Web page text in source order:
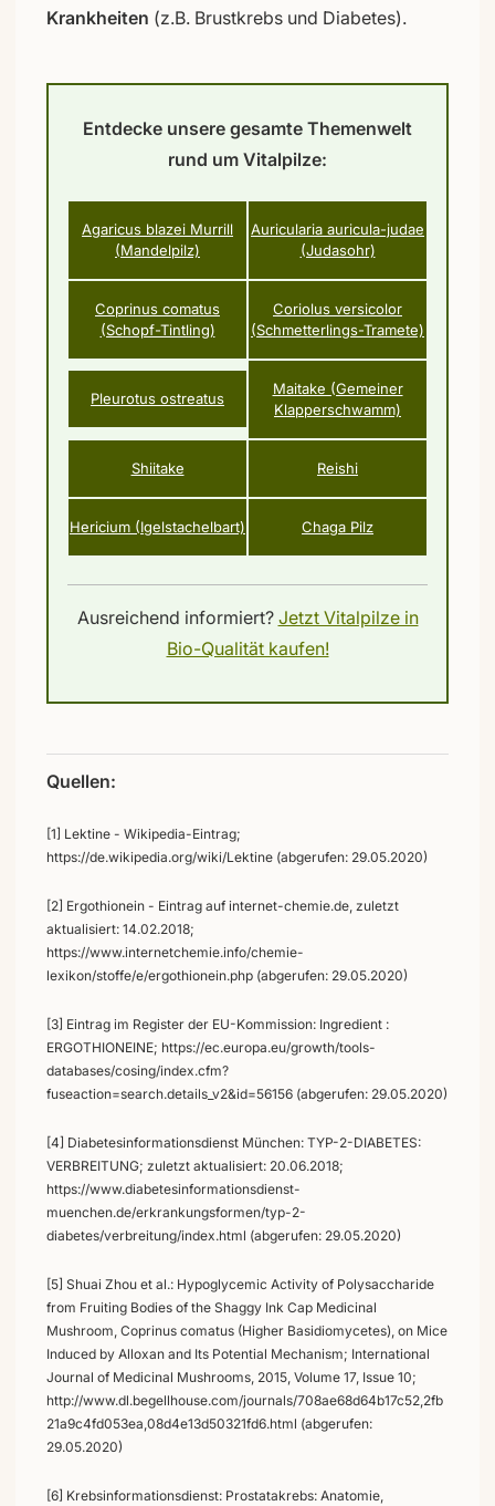
Krankheiten (z.B. Brustkrebs und Diabetes).
Entdecke unsere gesamte Themenwelt
rund um Vitalpilze:
Agaricus blazei Murrill
(Mandelpilz)
Auricularia auricula-judae
(Judasohr)
Coprinus comatus
(Schopf-Tintling)
Coriolus versicolor
(Schmetterlings-Tramete)
Pleurotus ostreatus
Maitake (Gemeiner
Klapperschwamm)
Shiitake Reishi
Hericium (Igelstachelbart) Chaga Pilz
Ausreichend informiert? Jetzt Vitalpilze in
Bio-Qualität kaufen!
Quellen:
[1] Lektine - Wikipedia-Eintrag;
https://de.wikipedia.org/wiki/Lektine (abgerufen: 29.05.2020)
[2] Ergothionein - Eintrag auf internet-chemie.de, zuletzt
aktualisiert: 14.02.2018;
https://www.internetchemie.info/chemie-
lexikon/stoffe/e/ergothionein.php (abgerufen: 29.05.2020)
[3] Eintrag im Register der EU-Kommission: Ingredient :
ERGOTHIONEINE; https://ec.europa.eu/growth/tools-
databases/cosing/index.cfm?
fuseaction=search.details_v2&id=56156 (abgerufen: 29.05.2020)
[4] Diabetesinformationsdienst München: TYP-2-DIABETES:
VERBREITUNG; zuletzt aktualisiert: 20.06.2018;
https://www.diabetesinformationsdienst-
muenchen.de/erkrankungsformen/typ-2-
diabetes/verbreitung/index.html (abgerufen: 29.05.2020)
[5] Shuai Zhou et al.: Hypoglycemic Activity of Polysaccharide
from Fruiting Bodies of the Shaggy Ink Cap Medicinal
Mushroom, Coprinus comatus (Higher Basidiomycetes), on Mice
Induced by Alloxan and Its Potential Mechanism; International
Journal of Medicinal Mushrooms, 2015, Volume 17, Issue 10;
http://www.dl.begellhouse.com/journals/708ae68d64b17c52,2fb
21a9c4fd053ea,08d4e13d50321fd6.html (abgerufen:
29.05.2020)
[6] Krebsinformationsdienst: Prostatakrebs: Anatomie,